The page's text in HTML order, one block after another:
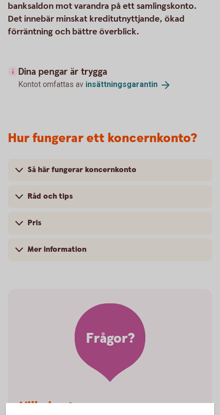
banksaldon mot varandra på ett samlingskonto.
Det innebär minskat kreditutnyttjande, ökad
förräntning och bättre överblick.
Dina pengar är trygga
Kontot omfattas av insättningsgarantin
Hur fungerar ett koncernkonto?
Så här fungerar koncernkonto
Råd och tips
Pris
Mer information
Vill ni veta mer om
Frågor?